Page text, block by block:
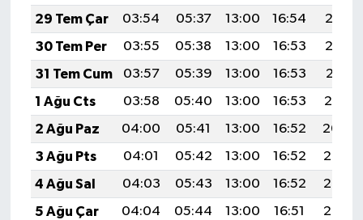
29 Tem Çar
03:54 05:37 13:00 16:54
20:13
30 Tem Per
03:55 05:38 13:00 16:53
20:12
31 Tem Cum
03:57 05:39 13:00 16:53
20:11
1 Ağu Cts
03:58 05:40 13:00 16:53
20:10
2 Ağu Paz
04:00 05:41 13:00 16:52
20:09
3 Ağu Pts
04:01 05:42 13:00 16:52
20:08
4 Ağu Sal
04:03 05:43 13:00 16:52
20:07
5 Ağu Çar
04:04 05:44 13:00 16:51
20:06